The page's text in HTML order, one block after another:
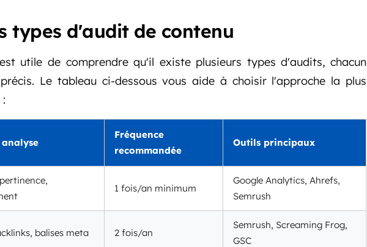
types d'audit de contenu
utile de comprendre qu'il existe plusieurs types d'audits, chacun
Le tableau ci-dessous vous aide à choisir l'approche la plus
Fréquence
recommandée
Outils principaux
1 fois/an minimum
Google Analytics, Ahrefs,
Semrush
balises meta 2 fois/an
Semrush, Screaming Frog,
GSC